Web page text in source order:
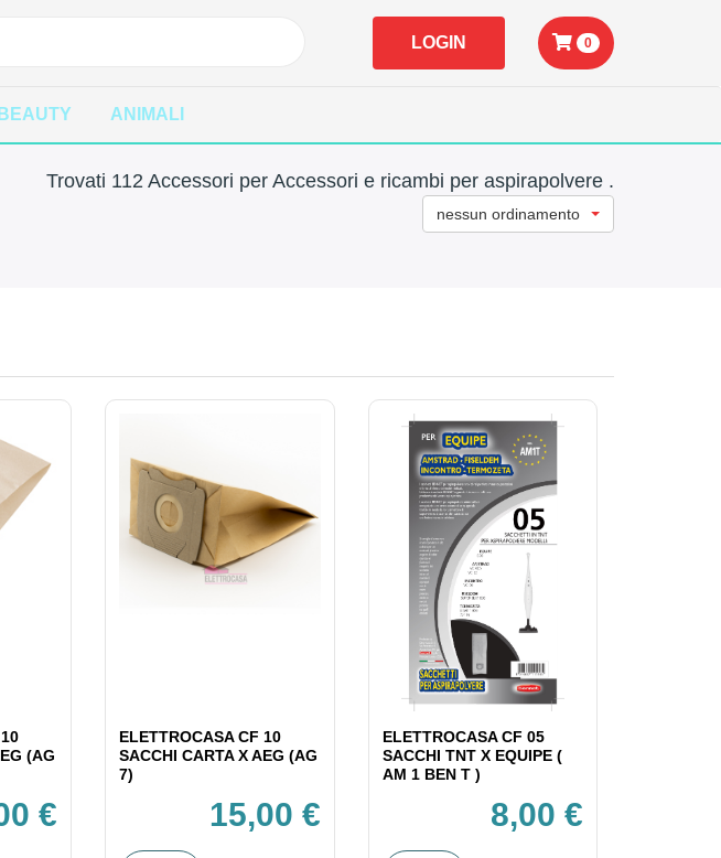
LOGIN 0
BEAUTY ANIMALI
Trovati 112 Accessori per Accessori e ricambi per aspirapolvere .
nessun ordinamento
(AG
€
ELETTROCASA CF 10
SACCHI CARTA X AEG (AG
7)
15,00 €
ELETTROCASA CF 05
SACCHI TNT X EQUIPE (
AM 1 BEN T )
8,00 €